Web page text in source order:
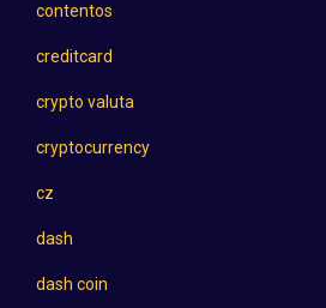
contentos
creditcard
crypto valuta
cryptocurrency
cz
dash
dash coin